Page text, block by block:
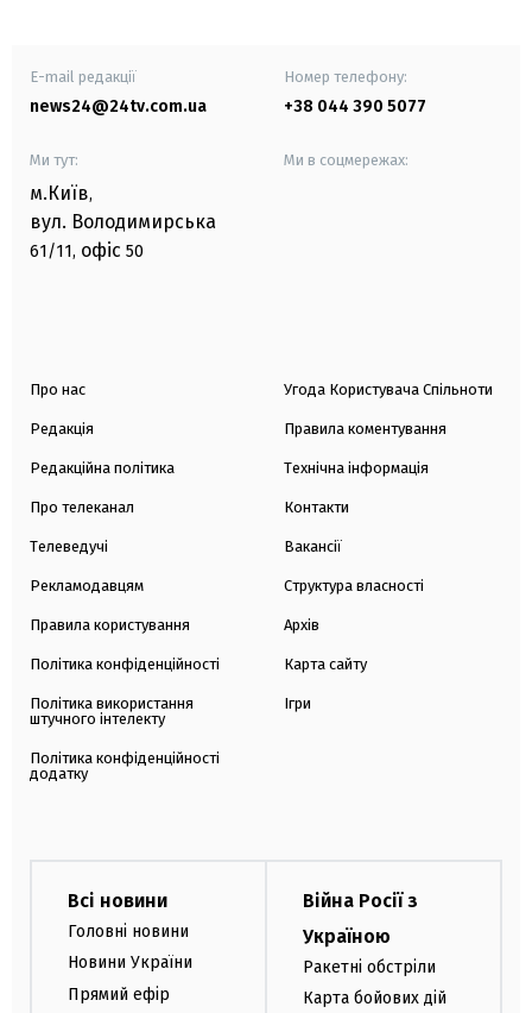
E-mail редакції
news24@24tv.com.ua
Номер телефону:
+38 044 390 5077
Ми тут:
м.Київ,
вул. Володимирська
61/11, офіс 50
Ми в соцмережах:
Про нас
Редакція
Редакційна політика
Про телеканал
Телеведучі
Рекламодавцям
Правила користування
Політика конфіденційності
Політика використання
штучного інтелекту
Політика конфіденційності
додатку
Угода Користувача Спільноти
Правила коментування
Технічна інформація
Контакти
Вакансії
Структура власності
Архів
Карта сайту
Ігри
Всі новини
Головні новини
Новини України
Прямий ефір
Війна Росії з
Україною
Ракетні обстріли
Карта бойових дій